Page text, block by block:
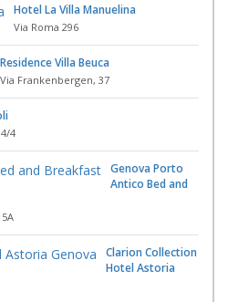
Hotel La Villa Manuelina
Via Roma 296
Residence Villa Beuca
Via Frankenbergen, 37
4
Genova Porto
Antico Bed and
Clarion Collection
Hotel Astoria